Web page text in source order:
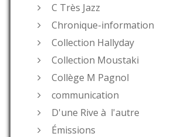
C Très Jazz
Chronique-information
Collection Hallyday
Collection Moustaki
Collège M Pagnol
communication
D'une Rive à l'autre
Émissions